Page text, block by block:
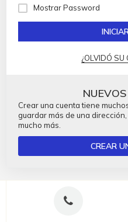
Mostrar Password
¿OLVIDÓ SU
Crear una cuenta tiene
guardar más de una
mucho más.
CREAR